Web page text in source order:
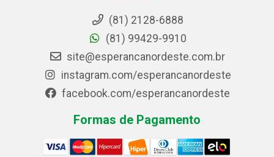
(81) 2128-6888
(81) 99429-9910
site@esperancanordeste.com.br
instagram.com/esperancanordeste
facebook.com/esperancanordeste
Formas de Pagamento